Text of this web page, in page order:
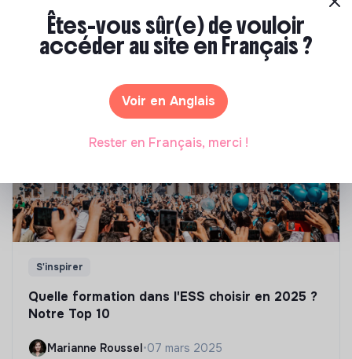
énergétique des bâtiments
Marianne Roussel • 21 janvier 2025
S'inspirer
Quelle formation dans l'ESS choisir en 2025 ?
Notre Top 10
Marianne Roussel•07 mars 2025
Êtes-vous sûr(e) de vouloir
accéder au site en Français ?
Voir en Anglais
Rester en Français, merci !